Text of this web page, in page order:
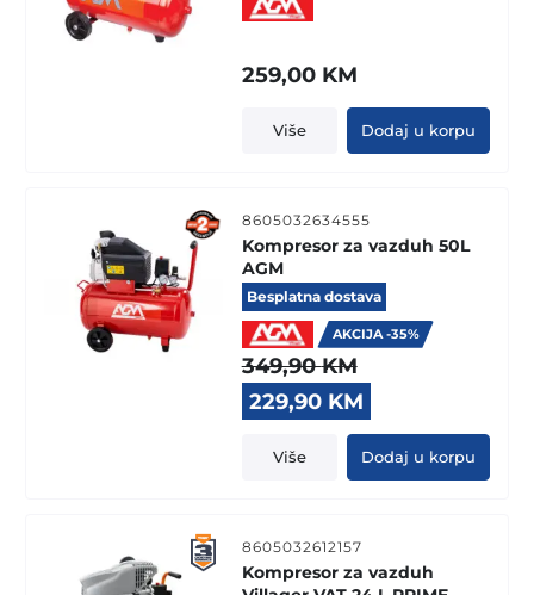
259,00 KM
Više Dodaj u korpu
8605032634555
Kompresor za vazduh 50L
AGM
Besplatna dostava
AKCIJA -35%
349,90KM
Original
price
was:
349,90 KM.
229,90 KM
price
is:
229,90 KM.
Više Dodaj u korpu
8605032612157
Kompresor za vazduh